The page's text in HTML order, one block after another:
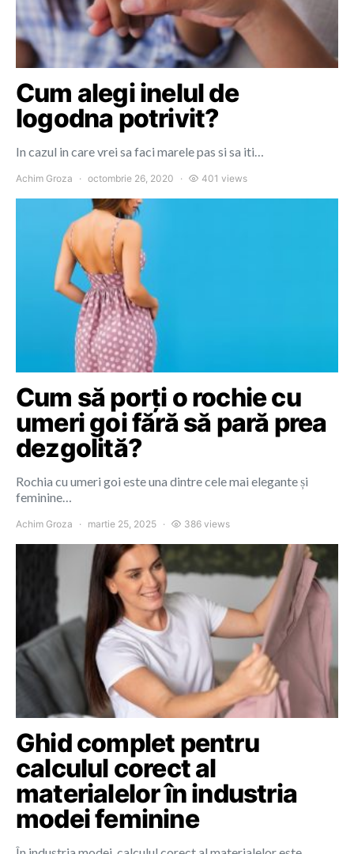
Cum alegi inelul de
logodna potrivit?
In cazul in care vrei sa faci marele pas si sa iti…
Achim Groza octombrie 26, 2020 401 views
Cum să porți o rochie cu
umeri goi fără să pară prea
dezgolită?
Rochia cu umeri goi este una dintre cele mai elegante și
feminine…
Achim Groza martie 25, 2025 386 views
Ghid complet pentru
calculul corect al
materialelor în industria
modei feminine